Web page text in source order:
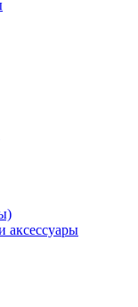
аксессуары